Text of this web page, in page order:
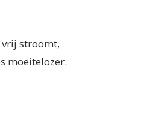
vrij stroomt,
moeitelozer.